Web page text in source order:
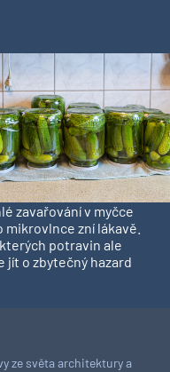
zavařování v myčce
mikrovlnce zní lákavě.
potravin ale
jít o zbytečný hazard
ze světa architektury a